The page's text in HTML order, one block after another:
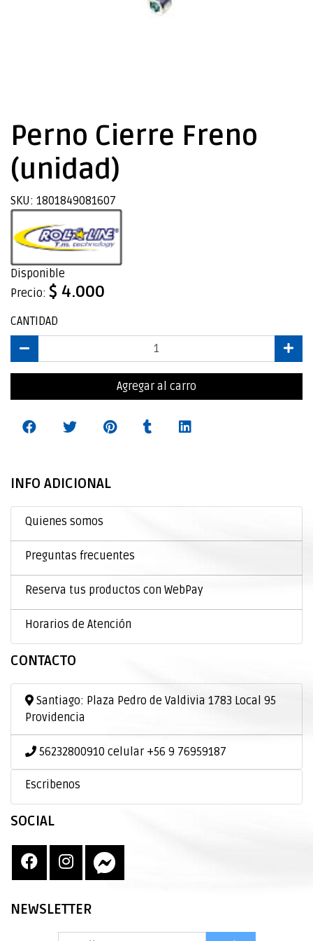
Perno Cierre Freno
(unidad)
SKU: 1801849081607
Disponible
Precio: $ 4.000
CANTIDAD
Agregar al carro
INFO ADICIONAL
Quienes somos
Preguntas frecuentes
Reserva tus productos con WebPay
Horarios de Atención
CONTACTO
Santiago: Plaza Pedro de Valdivia 1783 Local 95
Providencia
56232800910 celular +56 9 76959187
Escribenos
SOCIAL
NEWSLETTER